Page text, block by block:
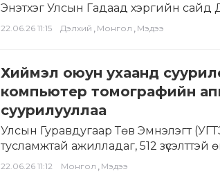
Энэтхэг Улсын Гадаад хэргийн
оны 06 дугаар…
22.06.26 11:15 Дэлхий , Монгол , Мэдээ
Хиймэл оюун ухаанд
компьютер томографийн
суурилууллаа
Улсын Гуравдугаар Төв Эмнэлэгт
тусламжтай ажилладаг, 512
томографийн (КТ) аппаратыг…
22.06.26 11:12 Монгол , Мэдээ